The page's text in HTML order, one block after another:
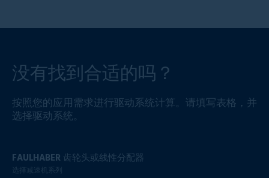
没有找到合适的吗？
按照您的应用需求进行驱动系统计算。请填写表格，并
选择驱动系统。
FAULHABER 齿轮头或线性分配器
选择减速机系列